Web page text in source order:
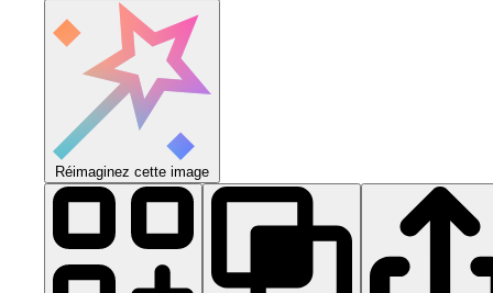
Réimaginez cette image